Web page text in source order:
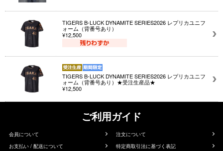
TIGERS B-LUCK DYNAMITE SERIES2026 レプリカユニフ
ォーム（背番号あり）
¥12,500
TIGERS B-LUCK DYNAMITE SERIES2026 レプリカユニフ
ォーム（背番号あり）★受注生産品★
¥12,500
ご利用ガイド
会員について
注文について
お支払い / 配送について
特定商取引法に基づく表記